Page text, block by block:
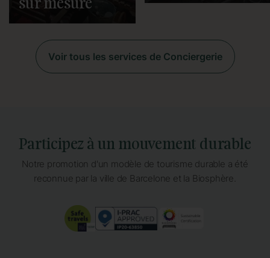
sur mesure
Voir tous les services de Conciergerie
Participez à un mouvement durable
Notre promotion d'un modèle de tourisme durable a été
reconnue par la ville de Barcelone et la Biosphère.